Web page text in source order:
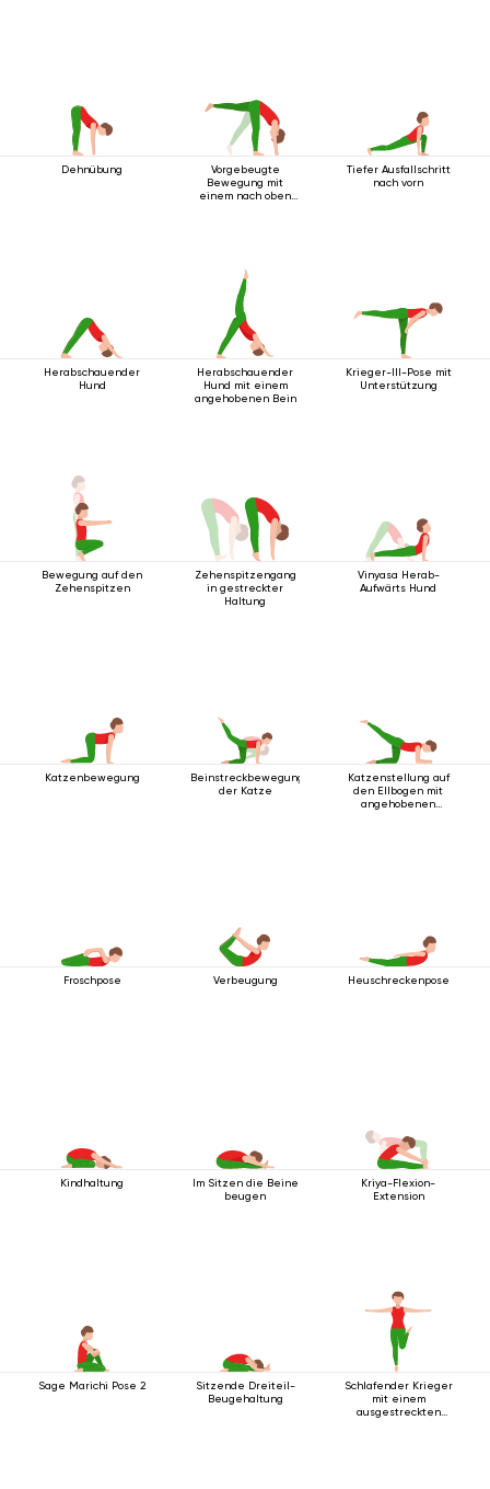
Dehnübung
Vorgebeugte
Bewegung mit
einem nach oben
Tiefer Ausfallschritt
nach vorn
Herabschauender
Hund
Herabschauender
Hund mit einem
angehobenen Bein
Krieger-III-Pose mit
Unterstützung
Bewegung auf den
Zehenspitzen
Zehenspitzengang
in gestreckter
Haltung
Vinyasa Herab-
Aufwärts Hund
Katzenbewegung
Beinstreckbewegung
der Katze
Katzenstellung auf
den Ellbogen mit
angehobenen
Froschpose Verbeugung Heuschreckenpose
Kindhaltung
Im Sitzen die Beine
beugen
Kriya-Flexion-
Extension
Sage Marichi Pose 2
Sitzende Dreiteil-
Beugehaltung
Schlafender Krieger
mit einem
ausgestreckten